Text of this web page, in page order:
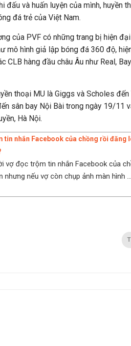
đấu và huấn luyện của mình, huyền
đá trẻ của Việt Nam.
của PVF có những trang bị hiện
mô hình giả lập bóng đá 360 độ,
CLB hàng đầu châu Âu như Real,
thoại MU là Giggs và Scholes
sân bay Nội Bài trong ngày 19/11
Hà Nội.
tin nhắn Facebook của chồng rồi đăng
vợ đọc trộm tin nhắn Facebook của
nhưng nếu vợ còn chụp ảnh màn hình ...